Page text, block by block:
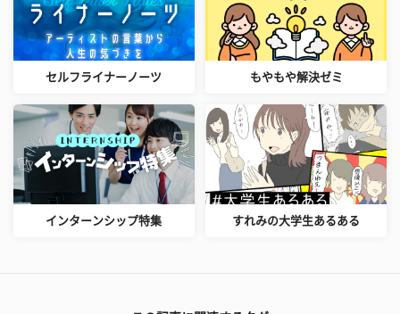
セルフライナーノーツ もやもや解決ゼミ
インターンシップ特集 すれみの大学生あるある